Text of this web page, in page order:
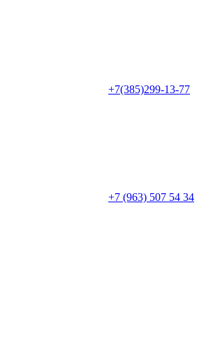
+7(385)299-13-77
+7 (963) 507 54 34